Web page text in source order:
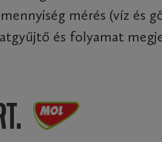
mérés (víz és
és folyamat